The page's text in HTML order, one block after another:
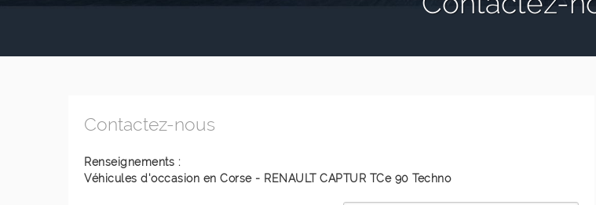
Contactez-nous
Renseignements :
Véhicules d'occasion en Corse - RENAULT CAPTUR TCe 90 Techno